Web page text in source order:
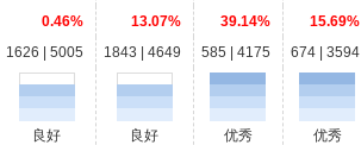
0.46% 13.07% 39.14%
15.69%
1626 | 5005 1843 | 4649 585 | 4175 674 | 3594
良好 良好 优秀 优秀